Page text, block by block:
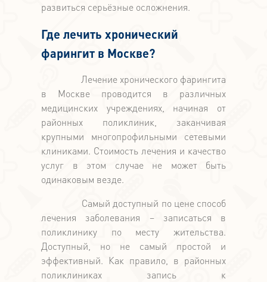
развиться серьёзные осложнения.
Где лечить хронический
фарингит в Москве?
Лечение хронического фарингита
в Москве проводится в различных
медицинских учреждениях, начиная от
районных поликлиник, заканчивая
крупными многопрофильными сетевыми
клиниками. Стоимость лечения и качество
услуг в этом случае не может быть
одинаковым везде.
Самый доступный по цене способ
лечения заболевания – записаться в
поликлинику по месту жительства.
Доступный, но не самый простой и
эффективный. Как правило, в районных
поликлиниках запись к